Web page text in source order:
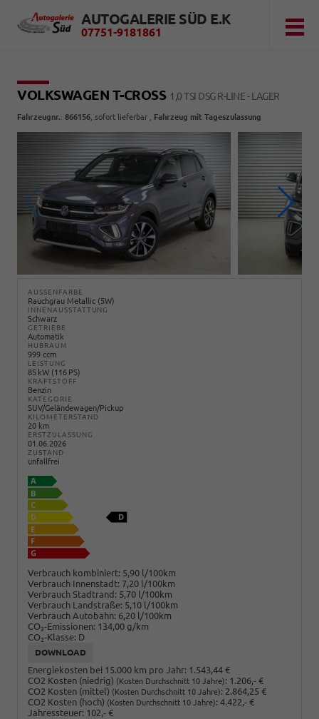
AUTOGALERIE SÜD E.K
07751-9181861
VOLKSWAGEN T-CROSS 1,0 TSI DSG R-LINE - LAGER
Fahrzeugnr.: 866156 sofort lieferbar Fahrzeug mit Tageszulassung
AUSSENFARBE
Rauchgrau Metallic (5W)
INNENAUSSTATTUNG
Schwarz
GETRIEBE
Automatik
HUBRAUM
999 ccm
LEISTUNG
85 kW (116 PS)
KRAFTSTOFF
Benzin
KATEGORIE
SUV/Geländewagen/Pickup
KILOMETERSTAND
20 km
ERSTZULASSUNG
01.06.2026
ZUSTAND
unfallfrei
Verbrauch kombiniert: 5,90 l/100km
Verbrauch Innenstadt: 7,20 l/100km
Verbrauch Stadtrand: 5,70 l/100km
Verbrauch Landstraße: 5,10 l/100km
Verbrauch Autobahn: 6,20 l/100km
CO2-Emissionen: 134,00 g/km
CO2-Klasse: D
DOWNLOAD
Energiekosten bei 15.000 km pro Jahr: 1.543,44 €
CO2 Kosten (niedrig) (Kosten Durchschnitt 10 Jahre): 1.206,- €
CO2 Kosten (mittel) (Kosten Durchschnitt 10 Jahre): 2.864,25 €
CO2 Kosten (hoch) (Kosten Durchschnitt 10 Jahre): 4.422,- €
Jahressteuer: 102,- €